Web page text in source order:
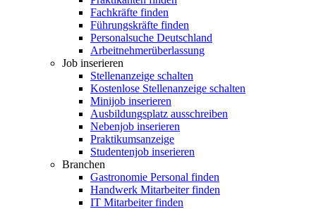
Fachkräfte finden
Führungskräfte finden
Personalsuche Deutschland
Arbeitnehmerüberlassung
Job inserieren
Stellenanzeige schalten
Kostenlose Stellenanzeige schalten
Minijob inserieren
Ausbildungsplatz ausschreiben
Nebenjob inserieren
Praktikumsanzeige
Studentenjob inserieren
Branchen
Gastronomie Personal finden
Handwerk Mitarbeiter finden
IT Mitarbeiter finden